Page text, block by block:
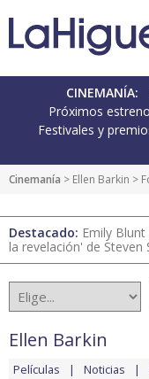
CINEMANÍA:
Próximos
Festivales y
Cinemanía > Ellen Barkin >
Destacado: Emily
la revelación' de Steven
Ellen Barkin
Películas Noticias